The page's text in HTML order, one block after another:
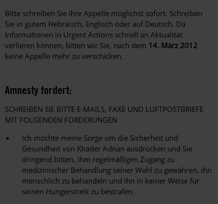
Bitte schreiben Sie Ihre Appelle möglichst sofort. Schreiben
Sie in gutem Hebräisch, Englisch oder auf Deutsch. Da
Informationen in Urgent Actions schnell an Aktualität
verlieren können, bitten wir Sie, nach dem 14. März 2012
keine Appelle mehr zu verschicken.
Amnesty fordert:
SCHREIBEN SIE BITTE E-MAILS, FAXE UND LUFTPOSTBRIEFE
MIT FOLGENDEN FORDERUNGEN
Ich möchte meine Sorge um die Sicherheit und
Gesundheit von Khader Adnan ausdrücken und Sie
dringend bitten, ihm regelmäßigen Zugang zu
medizinischer Behandlung seiner Wahl zu gewähren, ihn
menschlich zu behandeln und ihn in keiner Weise für
seinen Hungerstreik zu bestrafen.